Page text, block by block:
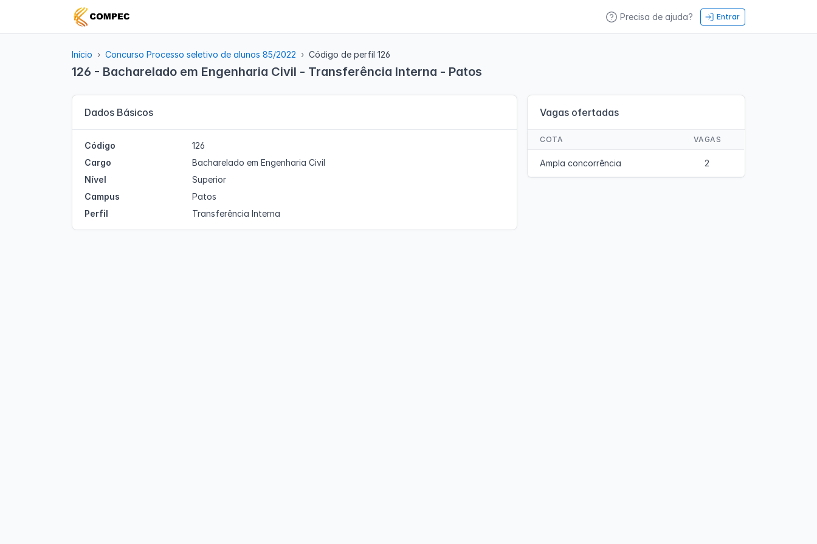
Entrar
Precisa de ajuda?
Início Concurso Processo seletivo de alunos 85/2022 Código de perfil 126
126 - Bacharelado em Engenharia Civil - Transferência Interna - Patos
Dados Básicos
Código
126
Cargo
Bacharelado em Engenharia Civil
Nível
Superior
Campus
Patos
Perfil
Transferência Interna
Vagas ofertadas
COTA VAGAS
Ampla concorrência 2